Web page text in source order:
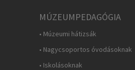
MÚZEUMPEDAGÓGIA
• Múzeumi hátizsák
• Nagycsoportos óvodásoknak
• Iskolásoknak